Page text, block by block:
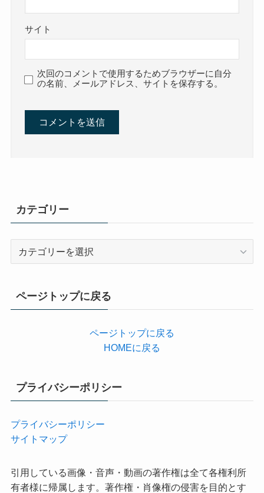
サイト
次回のコメントで使用するためブラウザーに自分
の名前、メールアドレス、サイトを保存する。
カテゴリー
ページトップに戻る
ページトップに戻る
HOMEに戻る
プライバシーポリシー
プライバシーポリシー
サイトマップ
引用している画像・音声・動画の著作権は全て各権利所
有者様に帰属します。著作権・肖像権の侵害を目的とす